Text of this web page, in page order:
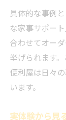
具体的な事例
な家事サポー
合わせてオー
挙げられます
便利屋は日々
います。
実体験から見